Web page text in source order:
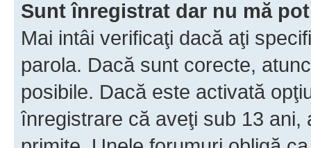
Sunt înregistrat dar nu mă
Mai intâi verificaţi dacă aţi
parola. Dacă sunt corecte,
posibile. Dacă este activată
înregistrare că aveţi sub 13